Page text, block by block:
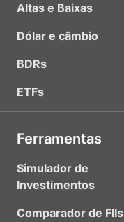
Altas e Baixas
Dólar e câmbio
BDRs
ETFs
Ferramentas
Simulador de
Investimentos
Comparador de FIIs